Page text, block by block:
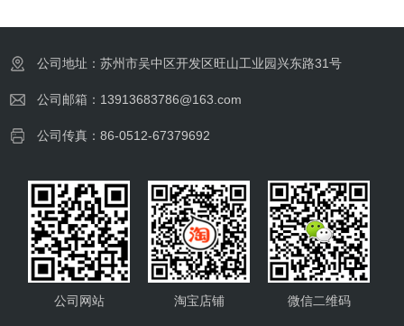
公司地址：苏州市吴中区开发区旺山工业园兴东路31号
公司邮箱：13913683786@163.com
公司传真：86-0512-67379692
微信二维码
淘宝店铺
公司网站